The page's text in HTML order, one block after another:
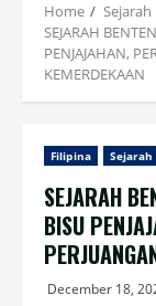
Home
Sejarah
SEJARAH
PENJAJAHAN,
KEMERDEKAAN
Filipina Sejarah
SEJARAH
BISU
December 18,